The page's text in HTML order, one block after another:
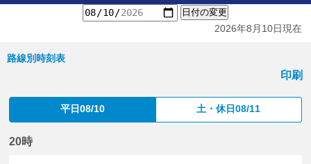
日付の変更
2026年8月10日現在
路線別時刻表
印刷
平日08/10 土・休日08/11
20時